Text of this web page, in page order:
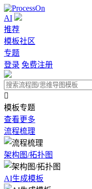
AI
推荐
模板社区
专题
登录 免费注册

模板专题
查看更多
流程梳理
架构图/拓扑图
AI生成模板